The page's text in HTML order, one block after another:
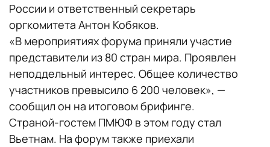
России и ответственный секретарь
оргкомитета Антон Кобяков.
«В мероприятиях форума приняли участие
представители из 80 стран мира. Проявлен
неподдельный интерес. Общее количество
участников превысило 6 200 человек», —
сообщил он на итоговом брифинге.
Страной-гостем ПМЮФ в этом году стал
Вьетнам. На форум также приехали